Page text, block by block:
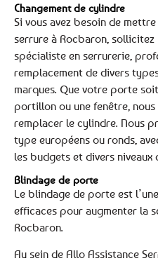
Changement de cylindre
Si vous avez besoin de
serrure à Rocbaron,
spécialiste en serrurerie,
remplacement de divers
marques. Que votre porte
portillon ou une fenêtre,
remplacer le cylindre. Nous
type européens ou ronds,
les budgets et divers niveaux
Blindage de porte
Le blindage de porte est
efficaces pour augmenter la
Rocbaron.
Au sein de Allo Assistance